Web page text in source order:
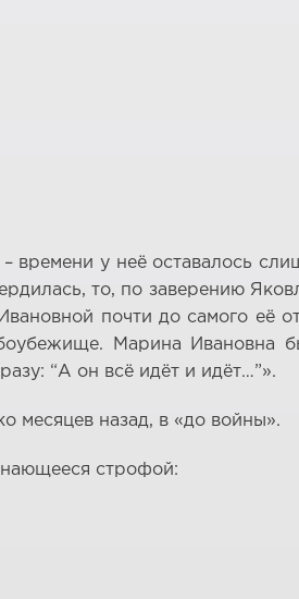
времени у неё оставалось
то, по заверению
почти до самого её
Марина Ивановна
“А он всё идёт и идёт…”».
месяцев назад, в «до войны».
строфой: